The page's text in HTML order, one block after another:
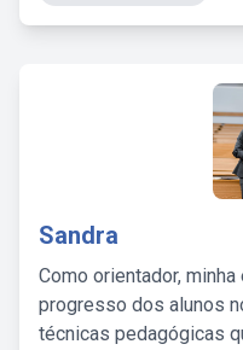
Sandra
Como orientador,
progresso dos alunos
técnicas pedagógicas